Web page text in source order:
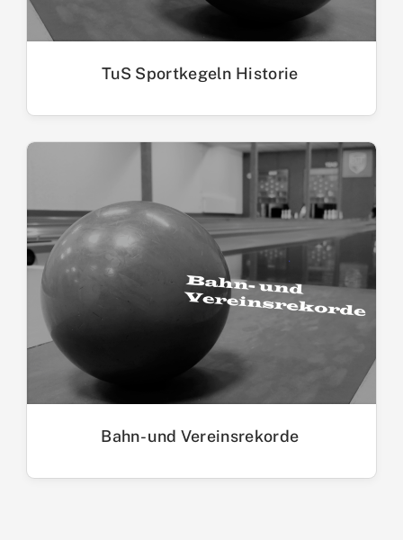
TuS Sportkegeln Historie
Bahn- und Vereinsrekorde